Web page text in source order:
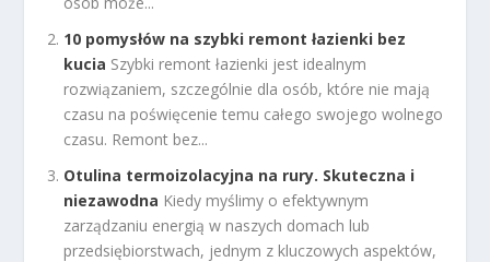
10 pomysłów na szybki remont łazienki bez
kucia Szybki remont łazienki jest idealnym
rozwiązaniem, szczególnie dla osób, które nie mają
czasu na poświęcenie temu całego swojego wolnego
czasu. Remont bez...
Otulina termoizolacyjna na rury. Skuteczna i
niezawodna Kiedy myślimy o efektywnym
zarządzaniu energią w naszych domach lub
przedsiębiorstwach, jednym z kluczowych aspektów,